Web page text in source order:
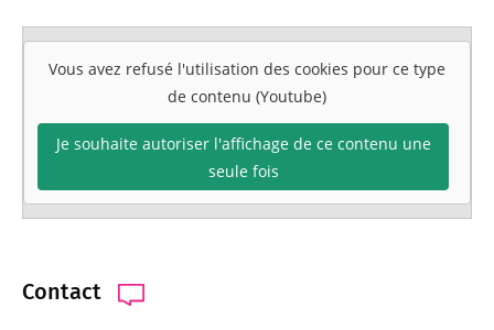
Contact
Vous avez refusé l'utilisation des cookies pour ce type
de contenu (Youtube)
Je souhaite autoriser l'affichage de ce contenu une
seule fois